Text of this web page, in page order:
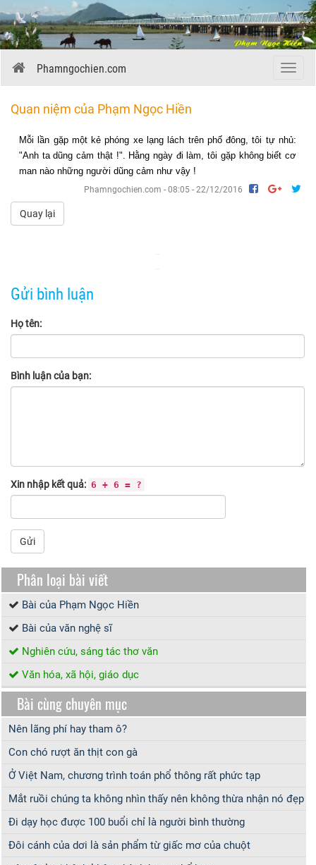
Menu
Phamngochien.com
Quan niệm của Phạm Ngọc Hiền
Mỗi lần gặp một kẻ phóng xe lạng lách trên phố đông, tôi tự nhủ:
"Anh ta dũng cảm thật !". Hằng ngày đi làm, tôi gặp không biết cơ
man nào những người dũng cảm như vậy !
Phamngochien.com - 08:05 - 22/12/2016
Quay lại
Gửi bình luận
Họ tên:
Bình luận của bạn:
Xin nhập kết quả: 6 + 6 = ?
Gửi
Phân loại bài viết
Bài của Phạm Ngọc Hiền
Bài của văn nghệ sĩ
Nghiên cứu, sáng tác thơ văn
Văn hóa, xã hội, giáo dục
Bài cùng chuyên mục
Nên lãng phí hay tham ô?
Con chó rượt ăn thịt con gà
Ở Việt Nam, chương trình toán phổ thông rất phức tạp
Mắt ruồi chúng ta không nhìn thấy nên không thừa nhận nó đẹp
Đi dạy học được 100 buổi chỉ là người bình thường
Đôi cánh của dơi là sản phẩm từ giấc mơ của chuột